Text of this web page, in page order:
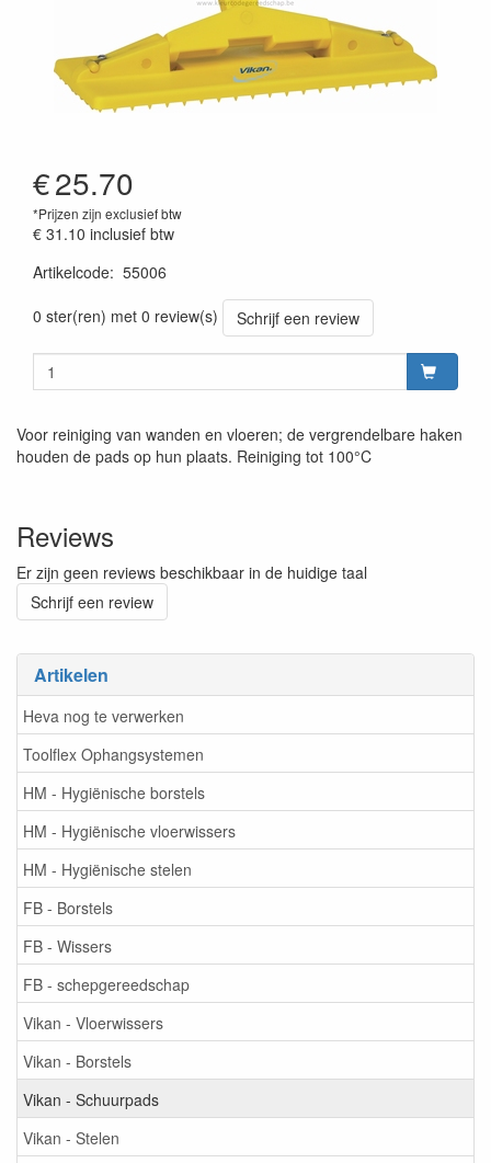
Artikelen
Heva nog te verwerken
Toolflex Ophangsystemen
HM - Hygiënische borstels
HM - Hygiënische vloerwissers
HM - Hygiënische stelen
FB - Borstels
FB - Wissers
FB - schepgereedschap
Vikan - Vloerwissers
Vikan - Borstels
Vikan - Schuurpads
Vikan - Stelen
€25.70
*Prijzen zijn exclusief btw
€ 31.10 inclusief btw
Artikelcode: 55006
0 ster(ren) met 0 review(s)
Schrijf een review
Voor reiniging van wanden en vloeren; de vergrendelbare haken
houden de pads op hun plaats. Reiniging tot 100°C
Reviews
Er zijn geen reviews beschikbaar in de huidige taal
Schrijf een review